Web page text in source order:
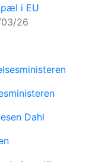
i EU
26
Dahl